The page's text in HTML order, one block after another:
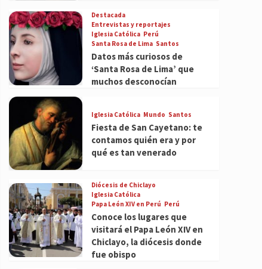
Destacada
Entrevistas y reportajes
Iglesia Católica Perú
Santa Rosa de Lima Santos
Datos más curiosos de
‘Santa Rosa de Lima’ que
muchos desconocían
Iglesia Católica Mundo Santos
Fiesta de San Cayetano: te
contamos quién era y por
qué es tan venerado
Diócesis de Chiclayo
Iglesia Católica
Papa León XIV en Perú Perú
Conoce los lugares que
visitará el Papa León XIV en
Chiclayo, la diócesis donde
fue obispo